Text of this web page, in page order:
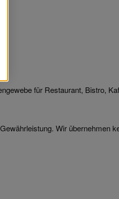
für Restaurant, Bistro,
Wir übernehmen